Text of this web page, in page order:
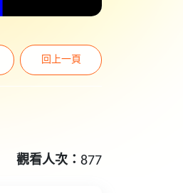
回上一頁
觀看人次： 877